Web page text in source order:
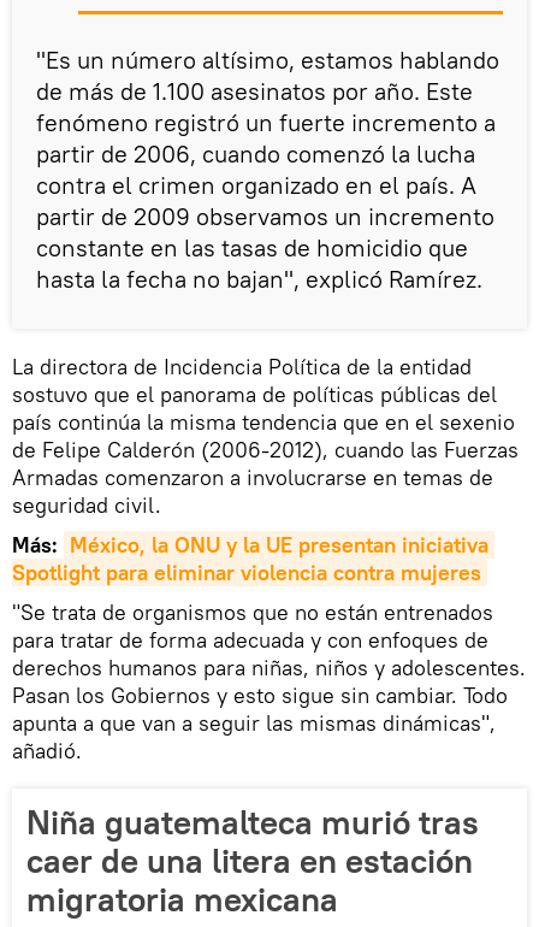
"Es un número altísimo, estamos hablando
de más de 1.100 asesinatos por año. Este
fenómeno registró un fuerte incremento a
partir de 2006, cuando comenzó la lucha
contra el crimen organizado en el país. A
partir de 2009 observamos un incremento
constante en las tasas de homicidio que
hasta la fecha no bajan", explicó Ramírez.
La directora de Incidencia Política de la entidad
sostuvo que el panorama de políticas públicas del
país continúa la misma tendencia que en el sexenio
de Felipe Calderón (2006-2012), cuando las Fuerzas
Armadas comenzaron a involucrarse en temas de
seguridad civil.
Más: México, la ONU y la UE presentan iniciativa
Spotlight para eliminar violencia contra mujeres
"Se trata de organismos que no están entrenados
para tratar de forma adecuada y con enfoques de
derechos humanos para niñas, niños y adolescentes.
Pasan los Gobiernos y esto sigue sin cambiar. Todo
apunta a que van a seguir las mismas dinámicas",
añadió.
Niña guatemalteca murió tras
caer de una litera en estación
migratoria mexicana